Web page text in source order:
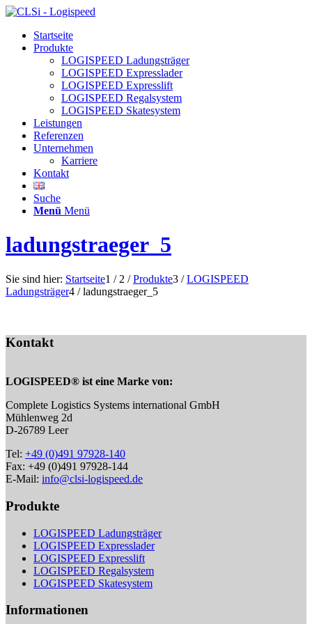
Startseite
Produkte
LOGISPEED Ladungsträger
LOGISPEED Expresslader
LOGISPEED Expresslift
LOGISPEED Regalsystem
LOGISPEED Skatesystem
Leistungen
Referenzen
Unternehmen
Karriere
Kontakt
Suche
Menü Menü
ladungstraeger_5
Sie sind hier: Startseite1 / 2 / Produkte3 / LOGISPEED
Ladungsträger4 / ladungstraeger_5
Kontakt
LOGISPEED® ist eine Marke von:
Complete Logistics Systems international GmbH
Mühlenweg 2d
D-26789 Leer
Tel: +49 (0)491 97928-140
Fax: +49 (0)491 97928-144
E-Mail: info@clsi-logispeed.de
Produkte
LOGISPEED Ladungsträger
LOGISPEED Expresslader
LOGISPEED Expresslift
LOGISPEED Regalsystem
LOGISPEED Skatesystem
Informationen